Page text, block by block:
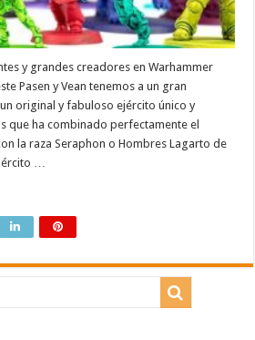
y grandes creadores en Warhammer
Pasen y Vean tenemos a un gran
original y fabuloso ejército único y
que ha combinado perfectamente el
la raza Seraphon o Hombres Lagarto de
…